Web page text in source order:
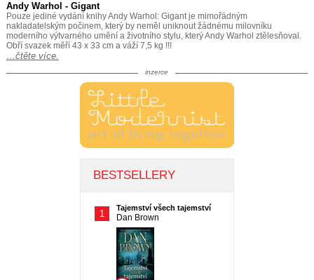
Andy Warhol - Gigant
Pouze jediné vydání knihy Andy Warhol: Gigant je mimořádným
nakladatelským počinem, který by neměl uniknout žádnému milovníku
moderního výtvarného umění a životního stylu, který Andy Warhol ztělesňoval.
Obří svazek měří 43 x 33 cm a váží 7,5 kg !!!
…čtěte více.
inzerce